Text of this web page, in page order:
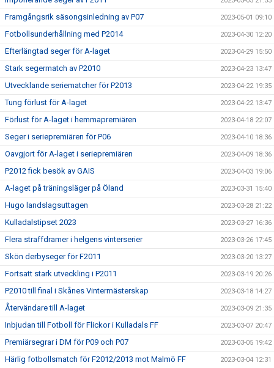
Framgångsrik säsongsinledning av P07 2023-05-01 09:10
Fotbollsunderhållning med P2014 2023-04-30 12:20
Efterlängtad seger för A-laget 2023-04-29 15:50
Stark segermatch av P2010 2023-04-23 13:47
Utvecklande seriematcher för P2013 2023-04-22 19:35
Tung förlust för A-laget 2023-04-22 13:47
Förlust för A-laget i hemmapremiären 2023-04-18 22:07
Seger i seriepremiären för P06 2023-04-10 18:36
Oavgjort för A-laget i seriepremiären 2023-04-09 18:36
P2012 fick besök av GAIS 2023-04-03 19:06
A-laget på träningsläger på Öland 2023-03-31 15:40
Hugo landslagsuttagen 2023-03-28 21:22
Kulladalstipset 2023 2023-03-27 16:36
Flera straffdramer i helgens vinterserier 2023-03-26 17:45
Skön derbyseger för F2011 2023-03-20 13:27
Fortsatt stark utveckling i P2011 2023-03-19 20:26
P2010 till final i Skånes Vintermästerskap 2023-03-18 14:27
Återvändare till A-laget 2023-03-09 21:35
Inbjudan till Fotboll för Flickor i Kulladals FF 2023-03-07 20:47
Premiärsegrar i DM för P09 och P07 2023-03-05 19:42
Härlig fotbollsmatch för F2012/2013 mot Malmö FF 2023-03-04 12:31